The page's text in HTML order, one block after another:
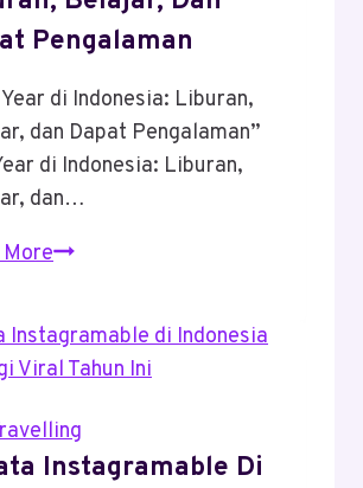
Jarang
Dijamah
Pengalaman
Year di Indonesia: Liburan,
dan Dapat Pengalaman”
di Indonesia: Liburan,
dan…
Gap
Indonesia:
Liburan,
Belajar,
Dan
Instagramable Di